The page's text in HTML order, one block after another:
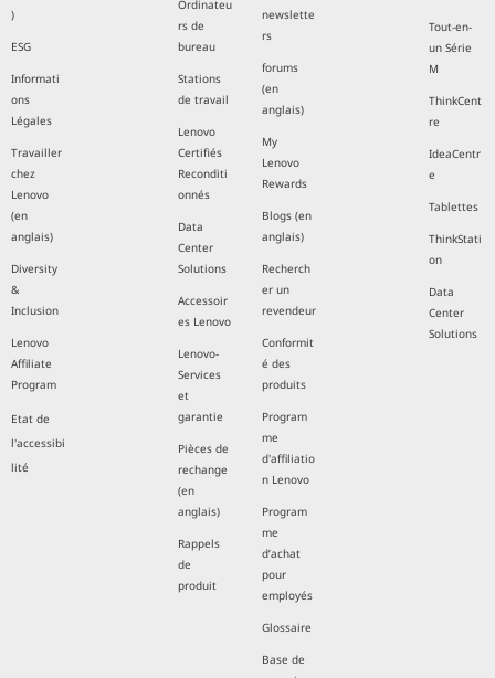
)
ESG
Informati
ons
Légales
Travailler
chez
Lenovo
(en
anglais)
Diversity
&
Inclusion
Lenovo
Affiliate
Program
Etat de
l'accessibi
lité
Ordinateu
rs de
bureau
Stations
de travail
Lenovo
Certifiés
Reconditi
onnés
Data
Center
Solutions
Accessoir
es Lenovo
Lenovo-
Services
et
garantie
Pièces de
rechange
(en
anglais)
Rappels
de
produit
newslette
rs
forums
(en
anglais)
My
Lenovo
Rewards
Blogs (en
anglais)
Recherch
er un
revendeur
Conformit
é des
produits
Program
me
d'affiliatio
n Lenovo
Program
me
d’achat
pour
employés
Glossaire
Base de
Tout-en-
un Série
M
ThinkCent
re
IdeaCentr
e
Tablettes
ThinkStati
on
Data
Center
Solutions